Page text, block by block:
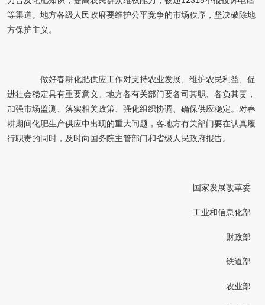
等渠道。地方各级人民政府要维护公平竞争的市场秩序，坚决破除地
方保护主义。
做好春耕化肥供应工作对支持农业发展、维护农民利益、促
进社会稳定具有重要意义。地方各有关部门要各司其职、各负其责，
加强市场监测、落实相关政策、强化组织协调、确保供应稳定。对春
耕期间化肥生产供应中出现的重大问题，各地方有关部门要在认真履
行职责的同时，及时向国务院主管部门和省级人民政府报告。
国家发展改革委
工业和信息化部
财政部
铁道部
农业部